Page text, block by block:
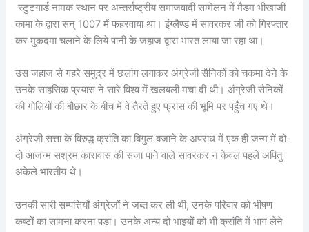
स्टुटगार्ड नामक स्थान पर अन्तर्राष्ट्रीय समाजवादी सम्मेलन में मैडम भीखाजी
कामा के द्वारा सन् 1007 में फहरवाया था। इंग्लैण्ड में सावरकर जी को गिरफ्तार
कर मुकदमा चलाने के लिये पानी के जहाज द्वारा भारत लाया जा रहा था।
उस जहाज से गहरे समुद्र में छलांग लगाकर अंग्रेजी सैनिकों को चकमा देने के
उनके साहसिक प्रयास ने सारे विश्व में खलबली मचा दी थी। अंग्रेजी सैनिकों
की गोलियों की बौछार के बीच में वे तैरते हुए फ्रांस की भूमि पर पहुँच गए थे।
अंग्रेजी सत्ता के विरुद्ध क्रांति का बिगुल बजाने के अपराध में एक ही जन्म में दो-
दो आजन्म सश्रम कारावास की सजा पाने वाले सावरकर न केवल पहले अपितु
अकेले भारतीय थे।
उनकी सारी सम्पत्तियाँ अंग्रेजों ने जब्त कर ली थी, उनके परिवार को भीषण
कष्टों का सामना करना पड़ा। उनके अन्य दो भाइयों को भी क्रांति में भाग लेने